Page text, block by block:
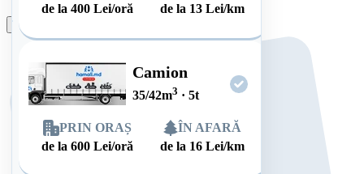
de la400 Lei/oră
de la 13 Lei/km
Camion
35/42m3 · 5t
PRIN ORAȘ
de la600 Lei/oră
ÎN AFARĂ
de la 16 Lei/km
Plasează comanda